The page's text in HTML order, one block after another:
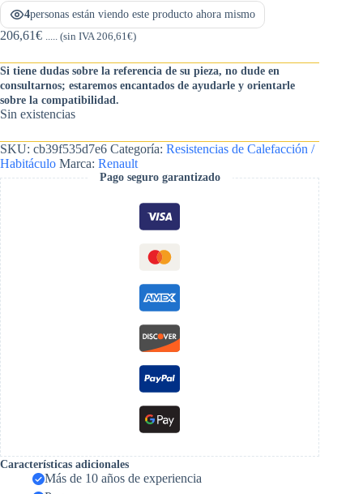
4personas están viendo este producto ahora mismo
206,61€ ..... (sin IVA206,61€)
Si tiene dudas sobre la referencia de su pieza, no dude en
consultarnos; estaremos encantados de ayudarle y orientarle
sobre la compatibilidad.
Sin existencias
SKU: cb39f535d7e6 Categoría: Resistencias de Calefacción /
Habitáculo Marca: Renault
Pago seguro garantizado
Características adicionales
Más de 10 años de experiencia